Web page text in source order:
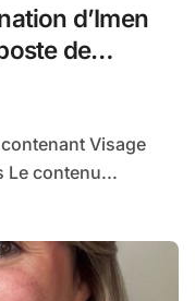
d’Imen
de
Le contenu...